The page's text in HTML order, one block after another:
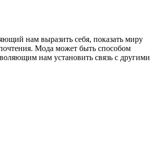
нам выразить себя, показать миру
Мода может быть способом
нам установить связь с другими